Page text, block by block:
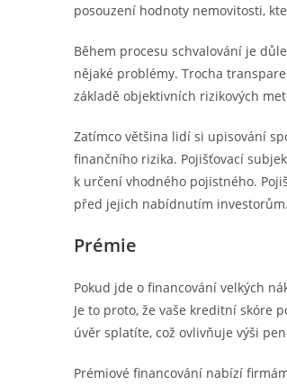
posouzení hodnoty nemovitosti,
Během procesu schvalování je
nějaké problémy. Trocha
základě objektivních rizikových
Zatímco většina lidí si upisování
finančního rizika. Pojišťovací
k určení vhodného pojistného.
před jejich nabídnutím investorům.
Prémie
Pokud jde o financování velkých
Je to proto, že vaše kreditní skóre
úvěr splatíte, což ovlivňuje výši
Prémiové financování nabízí